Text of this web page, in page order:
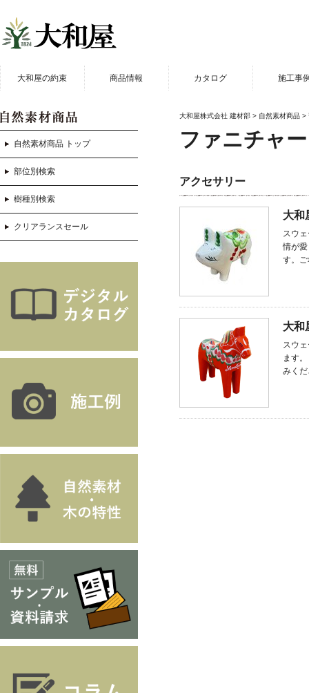
大和屋の約束 商品情報
フローリング
カタログ 施工事
大和屋株式会社 建材部 > 自然素材商品 >
ファニチャー
アクセサリー
大
スウ
情が
す。
大
スウ
ます
みく
自然素材商品 トップ
部位別検索
樹種別検索
クリアランスセール